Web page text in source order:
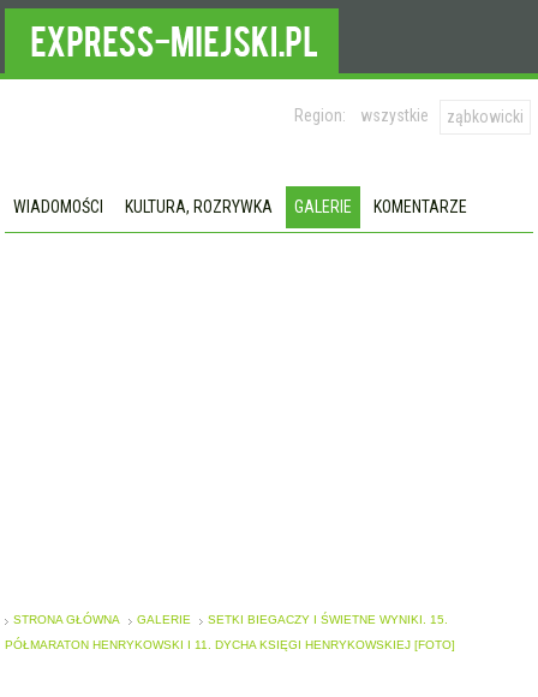
Region: wszystkie ząbkowicki
WIADOMOŚCI KULTURA, ROZRYWKA GALERIE KOMENTARZE
STRONA GŁÓWNA GALERIE
SETKI BIEGACZY I ŚWIETNE WYNIKI. 15.
PÓŁMARATON HENRYKOWSKI I 11. DYCHA KSIĘGI HENRYKOWSKIEJ [FOTO]